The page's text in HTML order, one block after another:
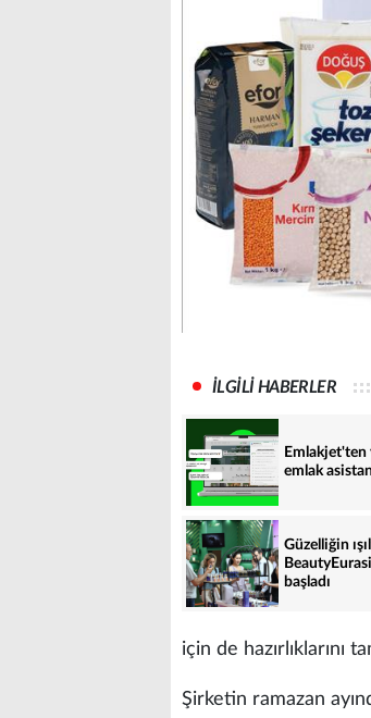
İLGİLİ HABERLER
Emlakjet'ten
emlak
Güzelliğin
başladı
için de hazırlıklarını
Şirketin ramazan